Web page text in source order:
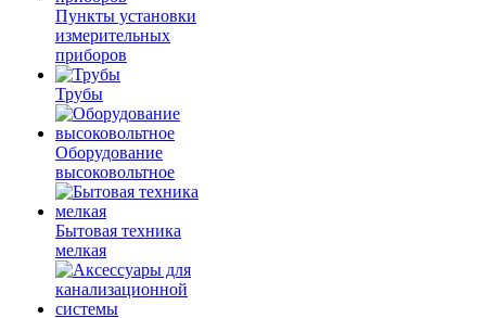
Пункты установки
измерительных
приборов
Трубы
Оборудование
высоковольтное
Бытовая техника
мелкая